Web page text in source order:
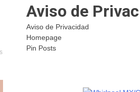
Aviso de
Aviso de Privacidad
Homepage
Pin Posts